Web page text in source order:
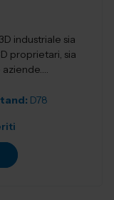
industriale sia
proprietari, sia
D78